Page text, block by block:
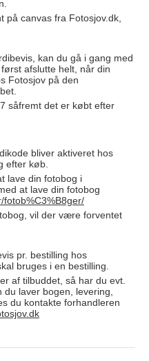
på canvas fra Fotosjov.dk,
kan du gå i gang med
afslutte helt, når din
Fotosjov på den
såfremt det er købt efter
bliver aktiveret hos
efter køb.
lave din fotobog i
at lave din fotobog
fotob%C3%B8ger/
vil der være forventet
pr. bestilling hos
bruges i en bestilling.
af tilbuddet, så har du evt.
laver bogen, levering,
du kontakte forhandleren